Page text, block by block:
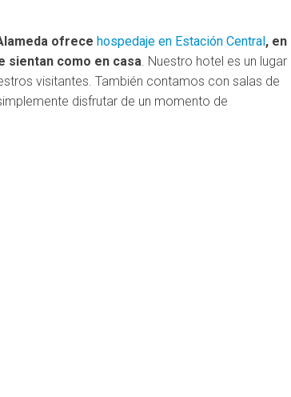
ofrece hospedaje en Estación Central, en
sientan como en casa. Nuestro hotel es un lugar
visitantes. También contamos con salas de
disfrutar de un momento de